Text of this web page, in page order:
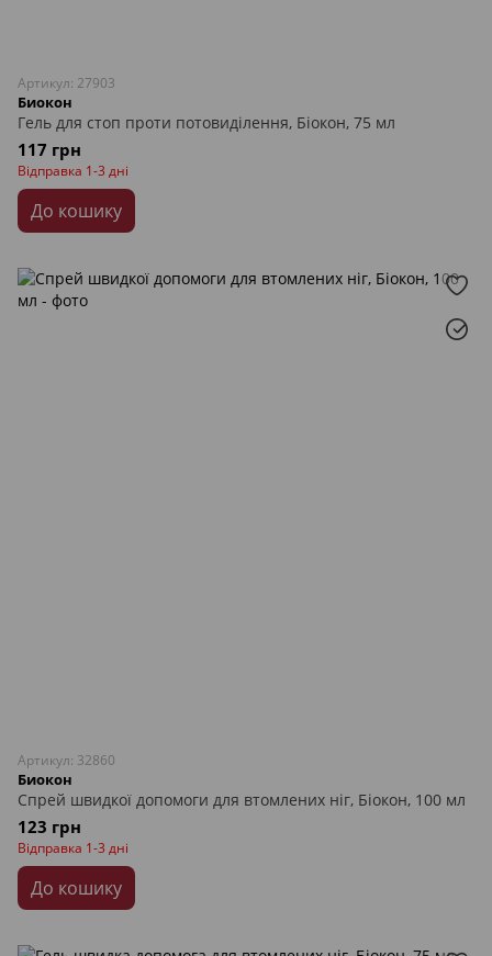
Артикул: 27903
Биокон
Гель для стоп проти потовиділення, Біокон, 75 мл
117 грн
Відправка 1-3 дні
До кошику
Артикул: 32860
Биокон
Спрей швидкої допомоги для втомлених ніг, Біокон, 100 мл
123 грн
Відправка 1-3 дні
До кошику